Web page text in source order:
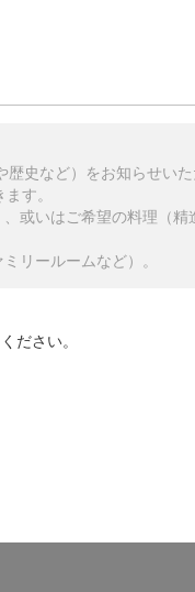
史など）をお知らせい
す。
或いはご希望の料理（精
リールームなど）。
ださい。